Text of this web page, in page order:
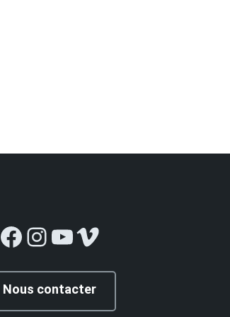
Facebook
Instagram
YouTube
Vimeo
Nous contacter